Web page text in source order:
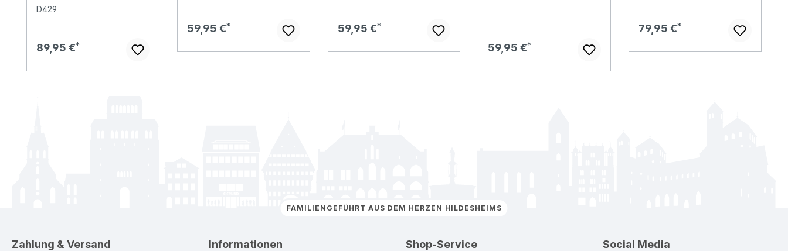
D429
Regulärer Preis:
89,95 €
Regulärer Preis:
59,95 € Regulärer Preis:
59,95 €
Regulärer Preis:
59,95 €
Regulärer Preis:
79,95 €
FAMILIENGEFÜHRT AUS DEM HERZEN HILDESHEIMS
Zahlung & Versand Informationen Shop-Service Social Media